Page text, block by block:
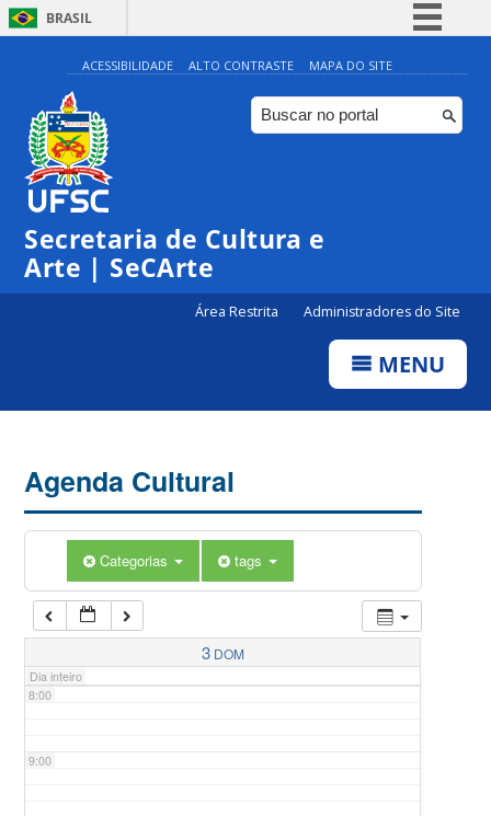
BRASIL
Simplifique!
Comunica BR
Participe
ACESSIBILIDADE ALTO CONTRASTE MAPA DO SITE
Secretaria de Cultura e
Arte | SeCArte
Área Restrita Administradores do Site
MENU
Agenda Cultural
Categorias tags
3 DOM
Dia inteiro
0:00
1:00
5:00
7:00
8:00
9:00